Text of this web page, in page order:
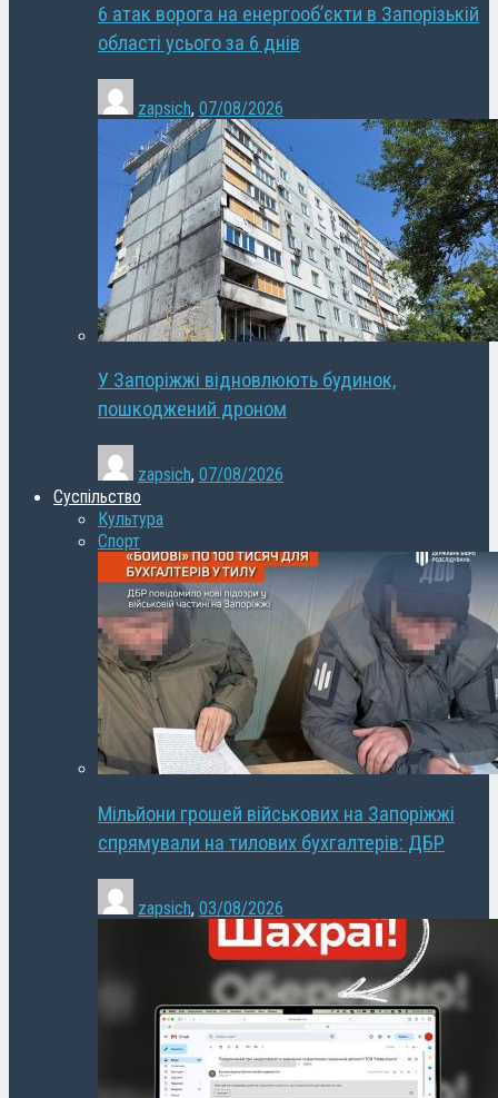
6 атак ворога на енергооб’єкти в Запорізькій
області усього за 6 днів
zapsich, 07/08/2026
У Запоріжжі відновлюють будинок,
пошкоджений дроном
zapsich, 07/08/2026
Суспільство
Культура
Спорт
Мільйони грошей військових на Запоріжжі
спрямували на тилових бухгалтерів: ДБР
zapsich, 03/08/2026